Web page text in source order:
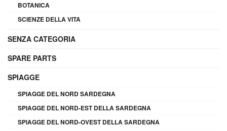
BOTANICA
SCIENZE DELLA VITA
SENZA CATEGORIA
SPARE PARTS
SPIAGGE
SPIAGGE DEL NORD SARDEGNA
SPIAGGE DEL NORD-EST DELLA SARDEGNA
SPIAGGE DEL NORD-OVEST DELLA SARDEGNA